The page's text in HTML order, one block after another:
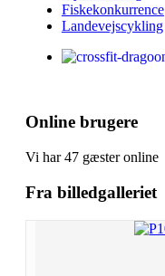
Fiskekonkurrence
Landevejscykling
Online brugere
Vi har 47 gæster online
Fra billedgalleriet